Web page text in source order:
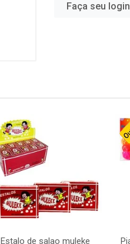
Faça seu
Estalo de salao muleke